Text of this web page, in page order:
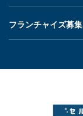
フランチャイズ募集